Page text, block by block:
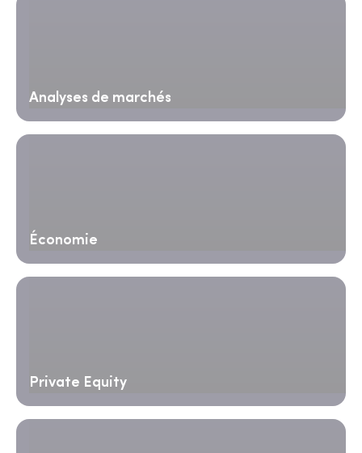
Analyses de marchés
Économie
Private Equity